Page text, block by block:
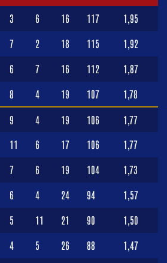
3 6 16 117 1,95
7 2 18 115 1,92
6 7 16 112 1,87
8 4 19 107 1,78
9 4 19 106 1,77
11 6 17 106 1,77
7 6 19 104 1,73
6 4 24 94 1,57
5 11 21 90 1,50
4 5 26 88 1,47